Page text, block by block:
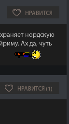
НРАВИТСЯ
нордскую
Ах да, чуть
НРАВИТСЯ (1)